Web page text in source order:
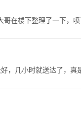
在楼下整理了一下，
，几小时就送达了，真